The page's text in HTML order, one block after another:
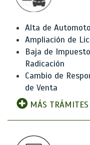
Alta de
Ampliación de
Baja de
Radicación
Cambio de
de Venta
MÁS TRÁMITES